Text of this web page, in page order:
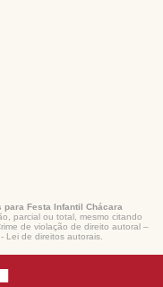
para Festa Infantil Chácara
parcial ou total, mesmo citando
de violação de direito autoral –
Lei de direitos autorais.